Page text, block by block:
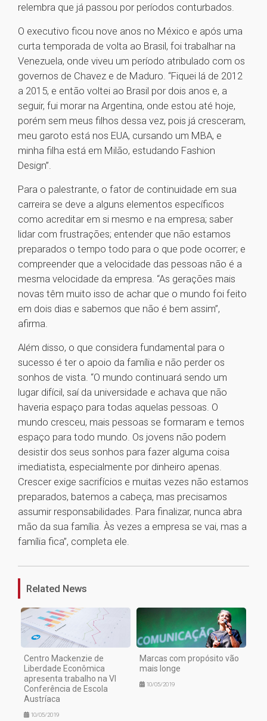
relembra que já passou por períodos conturbados.
O executivo ficou nove anos no México e após uma
curta temporada de volta ao Brasil, foi trabalhar na
Venezuela, onde viveu um período atribulado com os
governos de Chavez e de Maduro. “Fiquei lá de 2012
a 2015, e então voltei ao Brasil por dois anos e, a
seguir, fui morar na Argentina, onde estou até hoje,
porém sem meus filhos dessa vez, pois já cresceram,
meu garoto está nos EUA, cursando um MBA, e
minha filha está em Milão, estudando Fashion
Design”.
Para o palestrante, o fator de continuidade em sua
carreira se deve a alguns elementos específicos
como acreditar em si mesmo e na empresa; saber
lidar com frustrações; entender que não estamos
preparados o tempo todo para o que pode ocorrer; e
compreender que a velocidade das pessoas não é a
mesma velocidade da empresa. “As gerações mais
novas têm muito isso de achar que o mundo foi feito
em dois dias e sabemos que não é bem assim”,
afirma.
Além disso, o que considera fundamental para o
sucesso é ter o apoio da família e não perder os
sonhos de vista. “O mundo continuará sendo um
lugar difícil, saí da universidade e achava que não
haveria espaço para todas aquelas pessoas. O
mundo cresceu, mais pessoas se formaram e temos
espaço para todo mundo. Os jovens não podem
desistir dos seus sonhos para fazer alguma coisa
imediatista, especialmente por dinheiro apenas.
Crescer exige sacrifícios e muitas vezes não estamos
preparados, batemos a cabeça, mas precisamos
assumir responsabilidades. Para finalizar, nunca abra
mão da sua família. Às vezes a empresa se vai, mas a
família fica”, completa ele.
Related News
Centro Mackenzie de
Liberdade Econômica
apresenta trabalho na VI
Conferência de Escola
Austríaca
10/05/2019
Marcas com propósito vão
mais longe
10/05/2019